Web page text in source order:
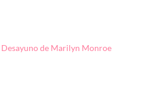
de Marilyn Monroe